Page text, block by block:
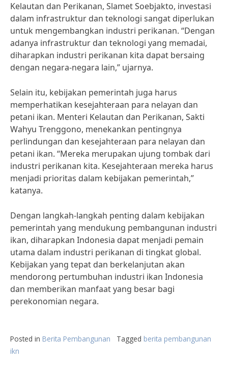
Kelautan dan Perikanan, Slamet Soebjakto, investasi
dalam infrastruktur dan teknologi sangat diperlukan
untuk mengembangkan industri perikanan. “Dengan
adanya infrastruktur dan teknologi yang memadai,
diharapkan industri perikanan kita dapat bersaing
dengan negara-negara lain,” ujarnya.
Selain itu, kebijakan pemerintah juga harus
memperhatikan kesejahteraan para nelayan dan
petani ikan. Menteri Kelautan dan Perikanan, Sakti
Wahyu Trenggono, menekankan pentingnya
perlindungan dan kesejahteraan para nelayan dan
petani ikan. “Mereka merupakan ujung tombak dari
industri perikanan kita. Kesejahteraan mereka harus
menjadi prioritas dalam kebijakan pemerintah,”
katanya.
Dengan langkah-langkah penting dalam kebijakan
pemerintah yang mendukung pembangunan industri
ikan, diharapkan Indonesia dapat menjadi pemain
utama dalam industri perikanan di tingkat global.
Kebijakan yang tepat dan berkelanjutan akan
mendorong pertumbuhan industri ikan Indonesia
dan memberikan manfaat yang besar bagi
perekonomian negara.
Posted in Berita Pembangunan Tagged berita pembangunan
ikn